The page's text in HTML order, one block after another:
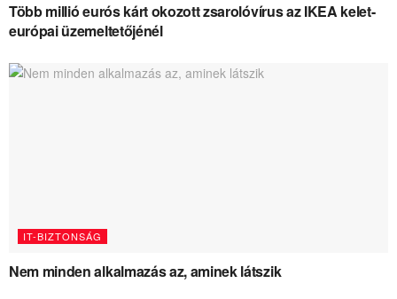
Több millió eurós kárt okozott zsarolóvírus az IKEA kelet-
európai üzemeltetőjénél
IT-BIZTONSÁG
Nem minden alkalmazás az, aminek látszik